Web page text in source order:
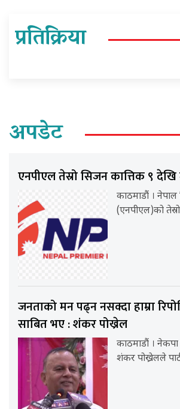
प्रतिक्रिया
अपडेट
एनपीएल तेस्रो सिजन कात्तिक ९
काठमाडौं । नेपाल
(एनपीएल)को
जनताको मन पढ्न नसक्दा हाम्रा
साबित भए : शंकर पोख्रेल
काठमाडौं ।
शंकर पोख्रेलले